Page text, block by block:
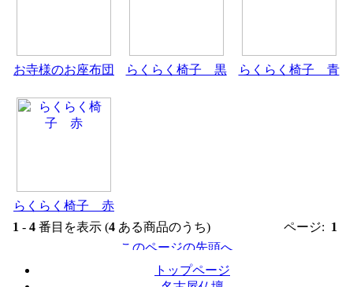
お寺様のお座布団 らくらく椅子 黒 らくらく椅子 青
らくらく椅子 赤
1 - 4 番目を表示 (4 ある商品のうち) ページ: 1
トップページ